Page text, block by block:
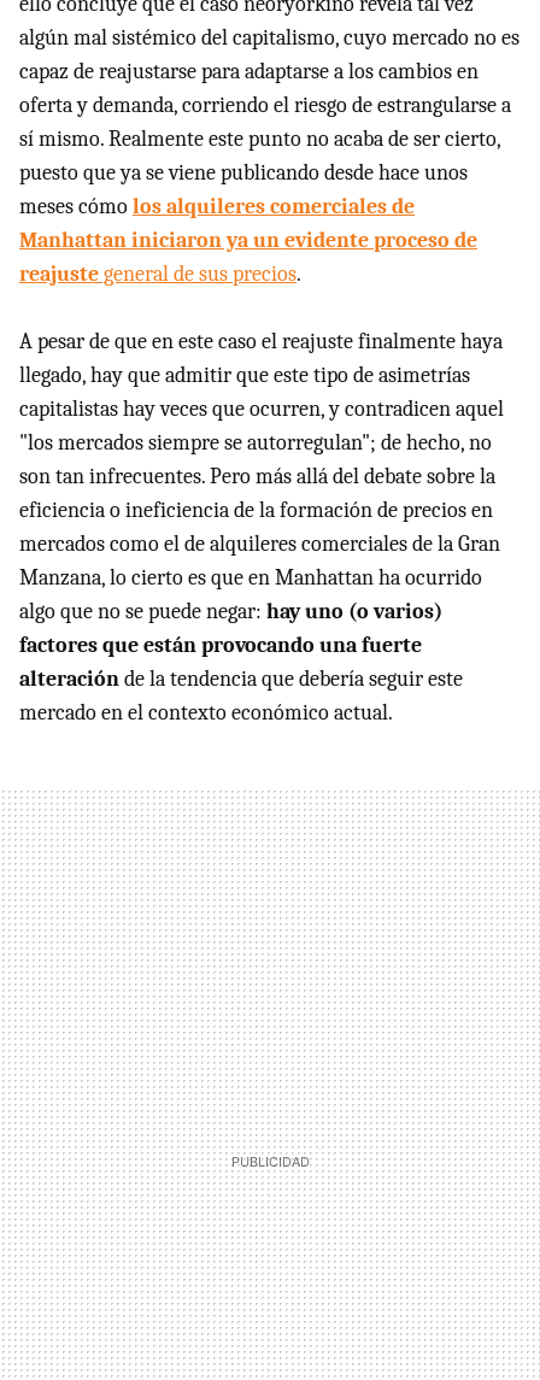
algún mal sistémico del capitalismo, cuyo mercado no es
capaz de reajustarse para adaptarse a los cambios en
oferta y demanda, corriendo el riesgo de estrangularse a
sí mismo. Realmente este punto no acaba de ser cierto,
puesto que ya se viene publicando desde hace unos
meses cómolos alquileres comerciales de
Manhattan iniciaron ya un evidente proceso de
reajustegeneral de sus precios.
A pesar de que en este caso el reajuste finalmente haya
llegado, hay que admitir que este tipo de asimetrías
capitalistas hay veces que ocurren, y contradicen aquel
"los mercados siempre se autorregulan"; de hecho, no
son tan infrecuentes. Pero más allá del debate sobre la
eficiencia o ineficiencia de la formación de precios en
mercados como el de alquileres comerciales de la Gran
Manzana, lo cierto es que en Manhattan ha ocurrido
algo que no se puede negar: hay uno (o varios)
factores que están provocando una fuerte
alteraciónde la tendencia que debería seguir este
mercado en el contexto económico actual.